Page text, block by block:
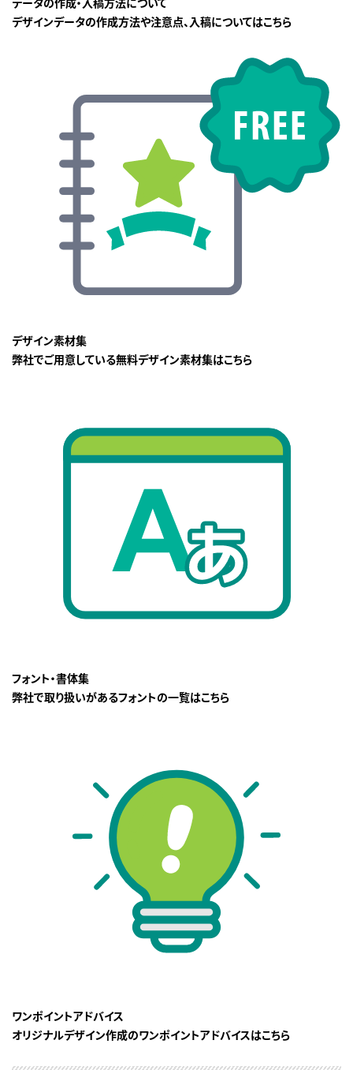
デザインデータの作成方法や注意点、入稿についてはこちら
デザイン素材集
弊社でご用意している無料デザイン素材集はこちら
フォント・書体集
弊社で取り扱いがあるフォントの一覧はこちら
ワンポイントアドバイス
オリジナルデザイン作成のワンポイントアドバイスはこちら